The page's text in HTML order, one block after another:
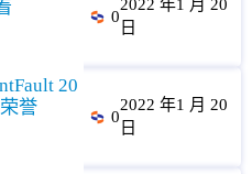
0
2022 年1 月 20
日
20
誉
0
2022 年1 月 20
日